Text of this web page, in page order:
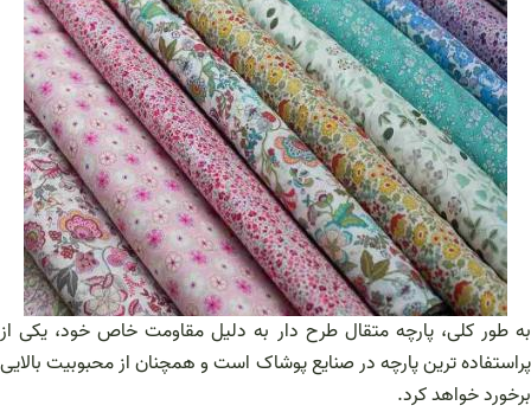
به طور کلی، پارچه متقال طرح دار به دلیل مقاومت خاص خود، یکی از
پراستفاده ترین پارچه در صنایع پوشاک است و همچنان از محبوبیت بالایی
برخورد خواهد کرد.